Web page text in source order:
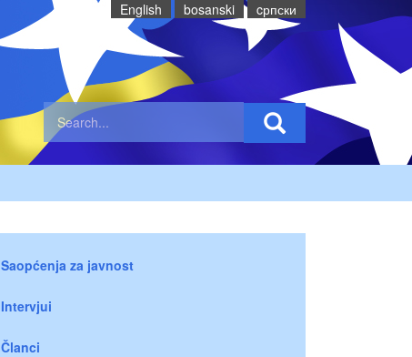
English bosanski cрпски
Saopćenja za javnost
Intervjui
Članci